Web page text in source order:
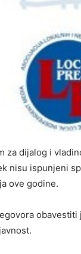
za dijalog i
nisu ispunjeni
ove godine.